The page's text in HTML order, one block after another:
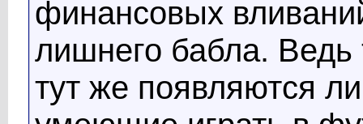
финансовых
лишнего бабла. Ведь
тут же появляются